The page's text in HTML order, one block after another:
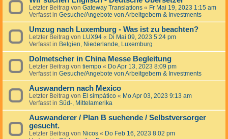
Letzter Beitrag von Gateway Translations « Fr Mai 19, 2023 1:15 am
Verfasst in Gesuche/Angebote von Arbeitgebern & Investments
Umzug nach Luxemburg - Was ist zu beachten?
Letzter Beitrag von LUX94 « Di Mai 09, 2023 5:24 pm
Verfasst in Belgien, Niederlande, Luxemburg
Dolmetscher in China Messe Begleitung
Letzter Beitrag von tiempo « Do Apr 13, 2023 8:09 pm
Verfasst in Gesuche/Angebote von Arbeitgebern & Investments
Auswandern nach Mexico
Letzter Beitrag von El simpático « Mo Apr 03, 2023 9:13 am
Verfasst in Süd-, Mittelamerika
Auswanderer / Plan B suchende / Selbstversorger
gesucht.
Letzter Beitrag von Nicos « Do Feb 16, 2023 8:02 pm